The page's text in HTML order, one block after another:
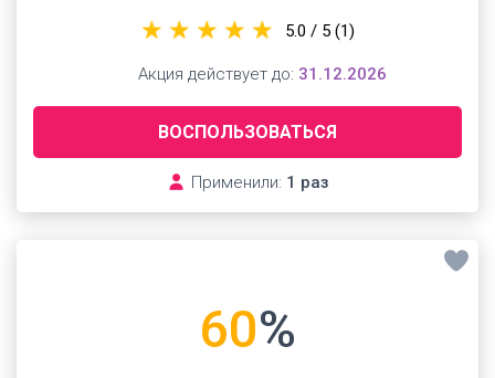
ВОСПОЛЬЗОВАТЬСЯ
Применили: 1 раз
5.0 / 5 (1)
Акция действует до: 31.12.2026
60%